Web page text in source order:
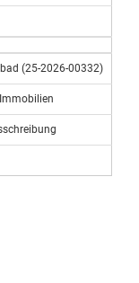
(25-2026-00332)